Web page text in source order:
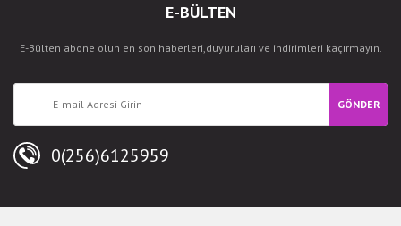
E-BÜLTEN
E-Bülten abone olun en son haberleri,duyuruları ve indirimleri kaçırmayın.
GÖNDER
0(256)6125959